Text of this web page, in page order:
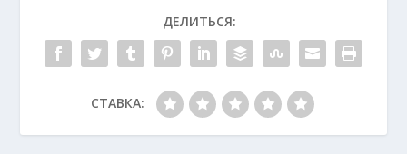
ДЕЛИТЬСЯ:
СТАВКА: